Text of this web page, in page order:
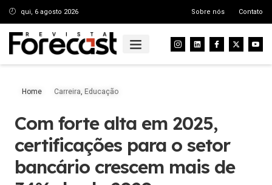
qui, 6 agosto 2026 Sobre nós Contato
Home Carreira, Educação
Com forte alta em 2025,
certificações para o setor
bancário crescem mais de